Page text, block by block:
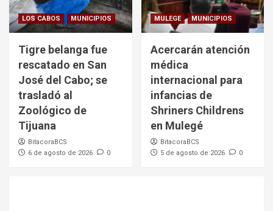
LOS CABOS MUNICIPIOS
Tigre belanga fue
rescatado en San
José del Cabo; se
trasladó al
Zoológico de
Tijuana
BitacoraBCS
6 de agosto de 2026
0
MULEGE MUNICIPIOS
Acercarán atención
médica
internacional para
infancias de
Shriners Childrens
en Mulegé
BitacoraBCS
5 de agosto de 2026
0